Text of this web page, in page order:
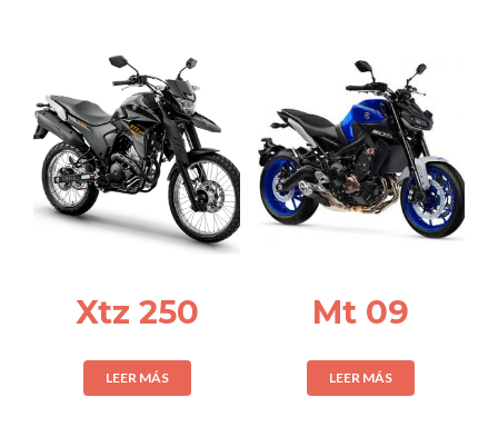
Xtz 250
LEER MÁS
Mt 09
LEER MÁS